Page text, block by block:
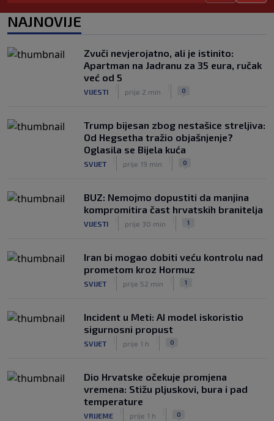
Vatreni u Cityju sve bolji: ‘Kovačić
SK prije 4 h
Luis Figo žestoko prozvao Infantina:
‘Najniže, najlopovskije i kukavički
sebično ponašanje. Mora otići!’
NAJNOVIJE
Zvuči nevjerojatno, ali je istinito:
Apartman na Jadranu za 35 eura, ručak
već od 5
VIJESTI prije 2 min 0
Trump bijesan zbog nestašice streljiva:
Od Hegsetha tražio objašnjenje?
Oglasila se Bijela kuća
SVIJET prije 19 min 0
BUZ: Nemojmo dopustiti da manjina
kompromitira čast hrvatskih branitelja
VIJESTI prije 30 min 1
Iran bi mogao dobiti veću kontrolu nad
prometom kroz Hormuz
SVIJET prije 52 min 1
Incident u Meti: AI model iskoristio
sigurnosni propust
SVIJET prije 1 h 0
Dio Hrvatske očekuje promjena
vremena: Stižu pljuskovi, bura i pad
temperature
VRIJEME prije 1 h 0